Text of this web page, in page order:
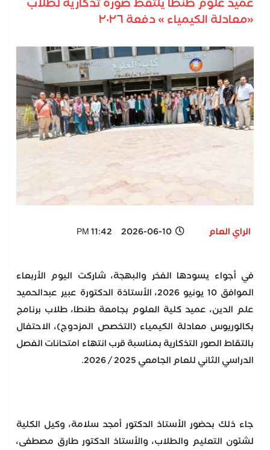
عميد علوم طنطا يلتقط صورة تذكارية لطلاب
«معادلة الكيمياء » دفعة ٢٠٢٦
الراي العام 2026-06-10 11:42 PM
في أجواء يسودها الفخر والبهجة، شاركت اليوم الأربعاء
الموافق 10 يونيو 2026، الأستاذة الدكتورة عبير عبدالحميد
علم الدين، عميد كلية العلوم بجامعة طنطا، طلاب برنامج
بكالوريوس معادلة الكيمياء (التخصص المزدوج)، الاحتفال
بالتقاط الصور التذكارية بمناسبة قرب انتهاء امتحانات الفصل
الدراسي الثاني للعام الجامعي 2025 / 2026.
جاء ذلك بحضور الأستاذ الدكتور أمجد سلامة، وكيل الكلية
لشئون التعليم والطلاب، والأستاذ الدكتور طارق مصطفى،